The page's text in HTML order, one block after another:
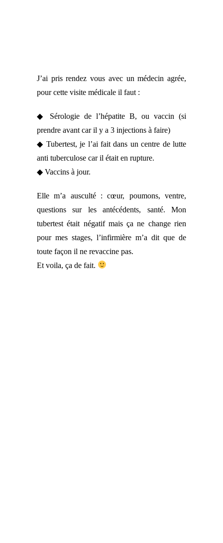
J’ai pris rendez vous avec un médecin agrée,
pour cette visite médicale il faut :
◆ Sérologie de l’hépatite B, ou vaccin (si
prendre avant car il y a 3 injections à faire)
◆ Tubertest, je l’ai fait dans un centre de lutte
anti tuberculose car il était en rupture.
◆ Vaccins à jour.
Elle m’a ausculté : cœur, poumons, ventre,
questions sur les antécédents, santé. Mon
tubertest était négatif mais ça ne change rien
pour mes stages, l’infirmière m’a dit que de
toute façon il ne revaccine pas.
Et voila, ça de fait.